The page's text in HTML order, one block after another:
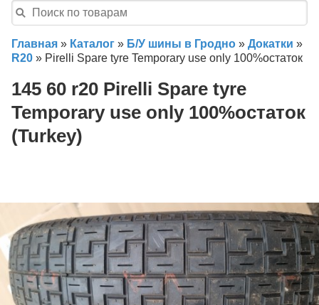
Главная » Каталог » Б/У шины в Гродно » Докатки »
R20 » Pirelli Spare tyre Temporary use only 100%остаток
145 60 r20 Pirelli Spare tyre
Temporary use only 100%остаток
(Turkey)